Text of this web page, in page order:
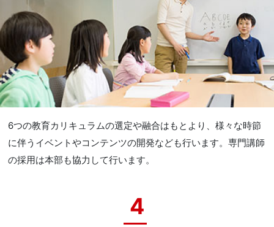
6つの教育カリキュラムの選定や融合はもとより、様々な時節
に伴うイベントやコンテンツの開発なども行います。専門講師
の採用は本部も協力して行います。
4